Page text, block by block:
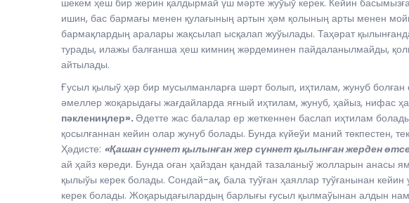
шекем ҳеш бир жерин қалдырмай үш мәрте жуўыў керек. Кейин
ишин, бас бармағы менен қулағының артын ҳәм қолының арты менен
бармақлардың аралары жақсылап ысқалап жуўылады. Таҳәрат
турады, илажы балғанша ҳеш кимниң жәрдеминен пайдаланылмайды,
айтылады.
Ғусыл қылыў ҳәр бир мусылманларға шәрт болып, иҳтилам, жунуб
әмеллер жоқарыдағы жағдайларда яғный иҳтилам, жунуб, ҳайыз, нифас
пәклениңлер».Әдетте жас балалар ер жеткеннен баслап иҳтилам
қосылғаннан кейин олар жунуб болады. Бунда күйеўи маний төкпестен,
Ҳәдисте: «Қашан сүннет қылынған жер сүннет қылынған жерден
ай ҳайз көреди. Бунда оған ҳайздан қандай тазаланыў жолларын анасы
қылыўы керек болады. Сондай-ақ, бала туўған ҳаяллар туўғанынан
керек болады. Жоқарыдағылардың барлығы ғусыл қылмаўынан алдын